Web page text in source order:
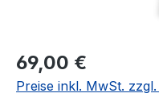
Regulärer Preis:
69,00 €
Preise inkl. MwSt.